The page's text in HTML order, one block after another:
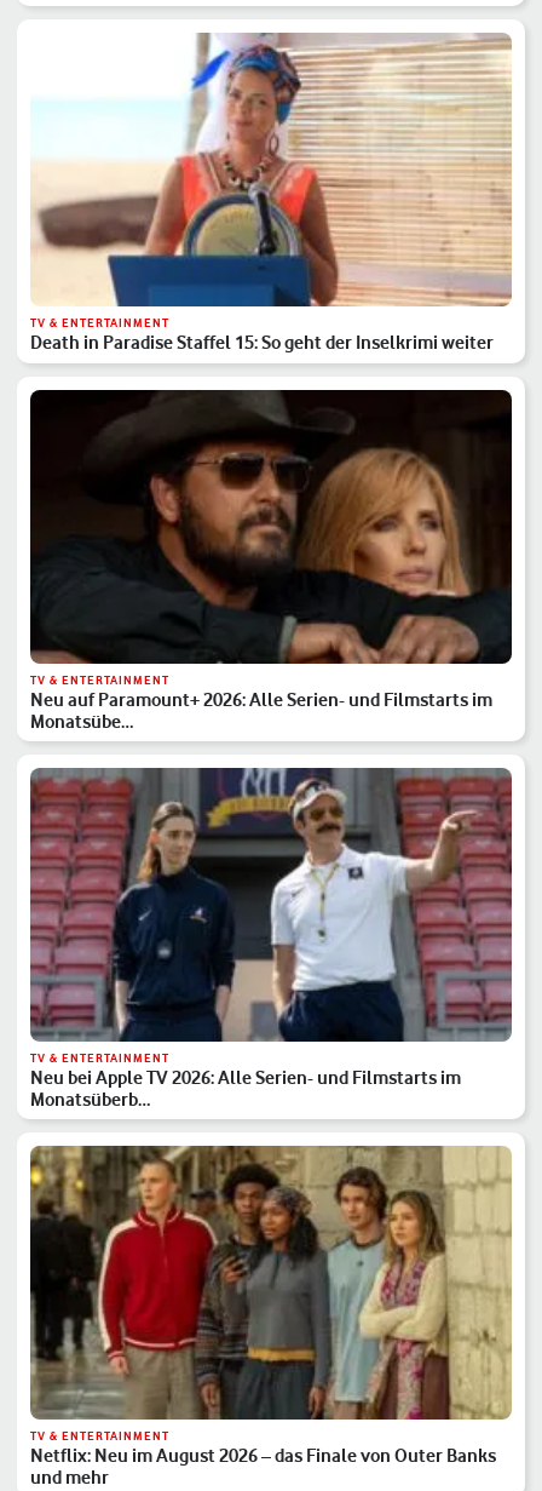
TV & ENTERTAINMENT
Death in Paradise Staffel 15: So geht der Inselkrimi weiter
TV & ENTERTAINMENT
Neu auf Paramount+ 2026: Alle Serien- und Filmstarts im
Monatsübe…
TV & ENTERTAINMENT
Neu bei Apple TV 2026: Alle Serien- und Filmstarts im
Monatsüberb…
TV & ENTERTAINMENT
Netflix: Neu im August 2026 – das Finale von Outer Banks
und mehr